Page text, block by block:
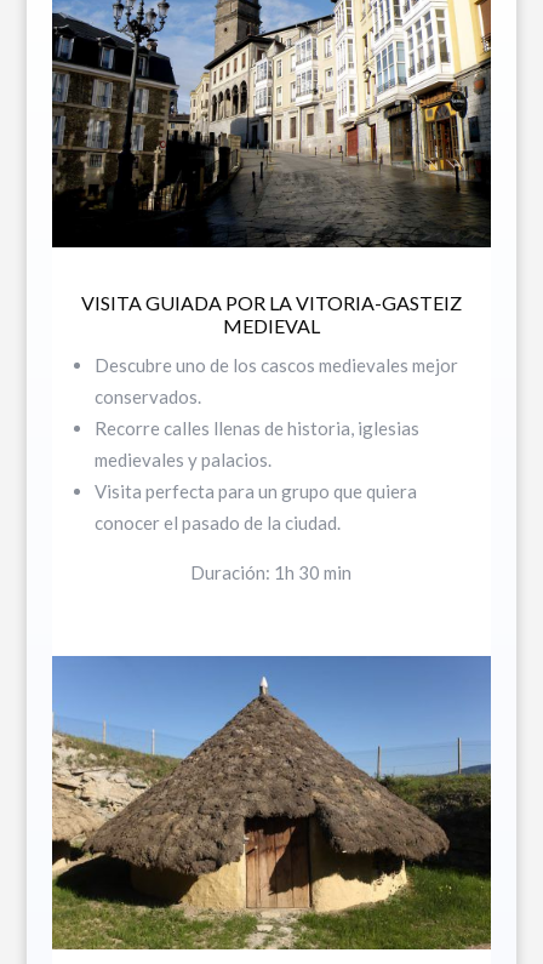
VISITA GUIADA POR LA VITORIA-GASTEIZ
MEDIEVAL
Descubre uno de los cascos medievales mejor
conservados.
Recorre calles llenas de historia, iglesias
medievales y palacios.
Visita perfecta para un grupo que quiera
conocer el pasado de la ciudad.
Duración: 1h 30 min